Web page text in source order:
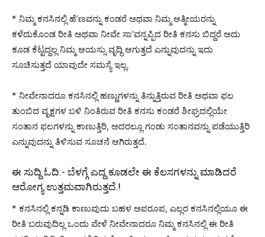
* ನಿಮ್ಮ ಕನಸಿನಲ್ಲಿ ಹೆ’ಣವನ್ನು ಕಂಡರೆ ಅಥವಾ ನಿಮ್ಮ ಆತ್ಮೀಯರನ್ನು
ಕಳೆದುಕೊಂಡ ರೀತಿ ಅಥವಾ ನೀವೇ ಸಾ’ವನ್ನಪ್ಪಿದ ರೀತಿ ಕನಸು ಬಿದ್ದರೆ ಅದು
ಕೂಡ ಕೆಟ್ಟದ್ದಲ್ಲ ನಿಮ್ಮ ಆಯಸ್ಸು ವೃದ್ಧಿ ಆಗುತ್ತದೆ ಎನ್ನುವುದನ್ನು ಇದು
ಸೂಚಿಸುತ್ತದೆ ಯಾವುದೇ ಸಮಸ್ಯೆ ಇಲ್ಲ.
* ನೀವೇನಾದರೂ ಕನಸಿನಲ್ಲಿ ಹಣ್ಣುಗಳನ್ನು ತಿನ್ನುತ್ತಿರುವ ರೀತಿ ಅಥವಾ ಫಲ
ತುಂಬಿದ ವೃಕ್ಷಗಳ ಬಳಿ ನಿಂತಿರುವ ರೀತಿ ಕನಸು ಕಂಡರೆ ಶೀಘ್ರದಲ್ಲಿಯೇ
ಸಂತಾನ ಫಲಗಳನ್ನು ಕಾಣುತ್ತಿರಿ, ಅದರಲ್ಲೂ ಗಂಡು ಸಂತಾನವನ್ನು ಪಡೆಯುತ್ತಿರಿ
ಎನ್ನುವುದನ್ನು ತಿಳಿಸುವ ಸೂಚನೆ ಆಗಿರುತ್ತದೆ.
ಈ ಸುದ್ದಿ ಓದಿ:- ಬೆಳಗ್ಗೆ ಎದ್ದ ಕೂಡಲೇ ಈ ಕೆಲಸಗಳನ್ನು ಮಾಡಿದರೆ
ಆರೋಗ್ಯ ಉತ್ತಮವಾಗಿರುತ್ತದೆ.!
* ಕನಸಿನಲ್ಲಿ ಕನ್ನಡಿ ಕಾಣುವುದು ಬಹಳ ಅಪರೂಪ, ಎಲ್ಲರ ಕನಸಿನಲ್ಲಿಯೂ ಈ
ರೀತಿ ಬರುವುದಿಲ್ಲ ಒಂದು ವೇಳೆ ನೀವೇನಾದರೂ ನಿಮ್ಮ ಕನಸಿನಲ್ಲಿ ಈ ರೀತಿ